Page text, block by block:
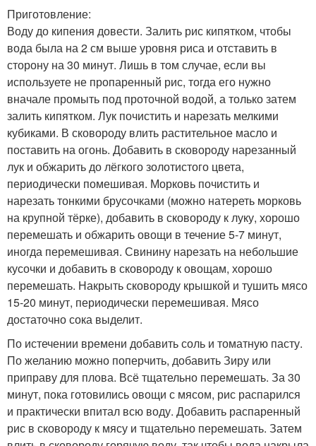
Приготовление:
Воду до кипения довести. Залить рис кипятком, чтобы
вода была на 2 см выше уровня риса и отставить в
сторону на 30 минут. Лишь в том случае, если вы
используете не пропаренный рис, тогда его нужно
вначале промыть под проточной водой, а только затем
залить кипятком. Лук почистить и нарезать мелкими
кубиками. В сковороду влить растительное масло и
поставить на огонь. Добавить в сковороду нарезанный
лук и обжарить до лёгкого золотистого цвета,
периодически помешивая. Морковь почистить и
нарезать тонкими брусочками (можно натереть морковь
на крупной тёрке), добавить в сковороду к луку, хорошо
перемешать и обжарить овощи в течение 5-7 минут,
иногда перемешивая. Свинину нарезать на небольшие
кусочки и добавить в сковороду к овощам, хорошо
перемешать. Накрыть сковороду крышкой и тушить мясо
15-20 минут, периодически перемешивая. Мясо
достаточно сока выделит.
По истечении времени добавить соль и томатную пасту.
По желанию можно поперчить, добавить Зиру или
приправу для плова. Всё тщательно перемешать. За 30
минут, пока готовились овощи с мясом, рис распарился
и практически впитал всю воду. Добавить распаренный
рис в сковороду к мясу и тщательно перемешать. Затем